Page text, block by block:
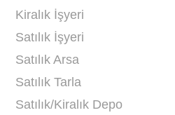
Kiralık İşyeri
Satılık İşyeri
Satılık Arsa
Satılık Tarla
Satılık/Kiralık Depo